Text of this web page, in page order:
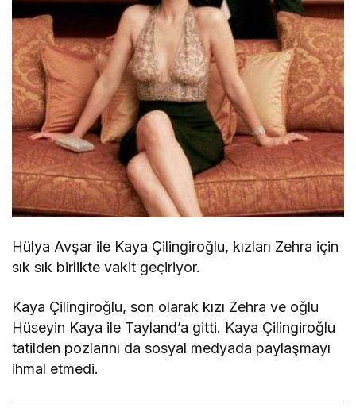
Hülya Avşar ile Kaya Çilingiroğlu, kızları Zehra için
sık sık birlikte vakit geçiriyor.
Kaya Çilingiroğlu, son olarak kızı Zehra ve oğlu
Hüseyin Kaya ile Tayland’a gitti. Kaya Çilingiroğlu
tatilden pozlarını da sosyal medyada paylaşmayı
ihmal etmedi.